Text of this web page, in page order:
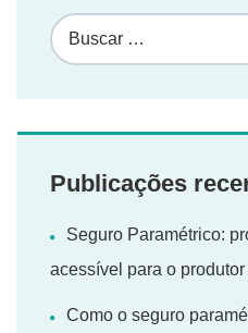
Publicações
Seguro Paramétrico:
acessível para o produtor
Como o seguro